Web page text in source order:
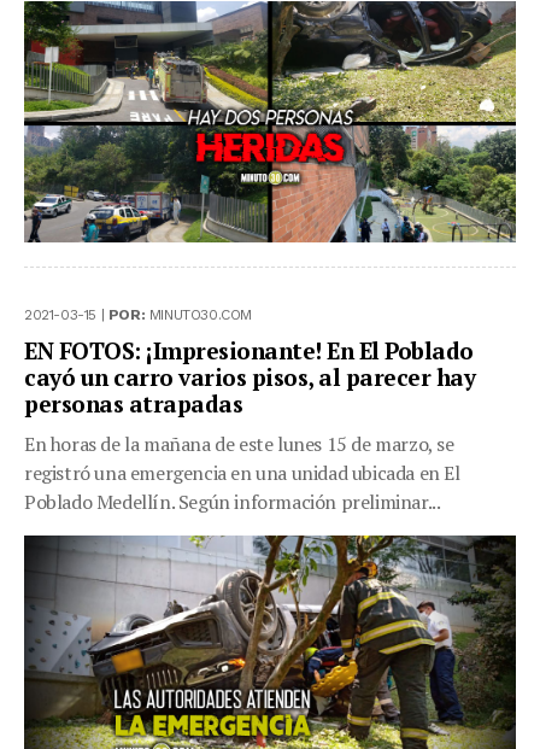
2021-03-15 | POR: MINUTO30.COM
EN FOTOS: ¡Impresionante! En El Poblado
cayó un carro varios pisos, al parecer hay
personas atrapadas
En horas de la mañana de este lunes 15 de marzo, se
registró una emergencia en una unidad ubicada en El
Poblado Medellín. Según información preliminar...